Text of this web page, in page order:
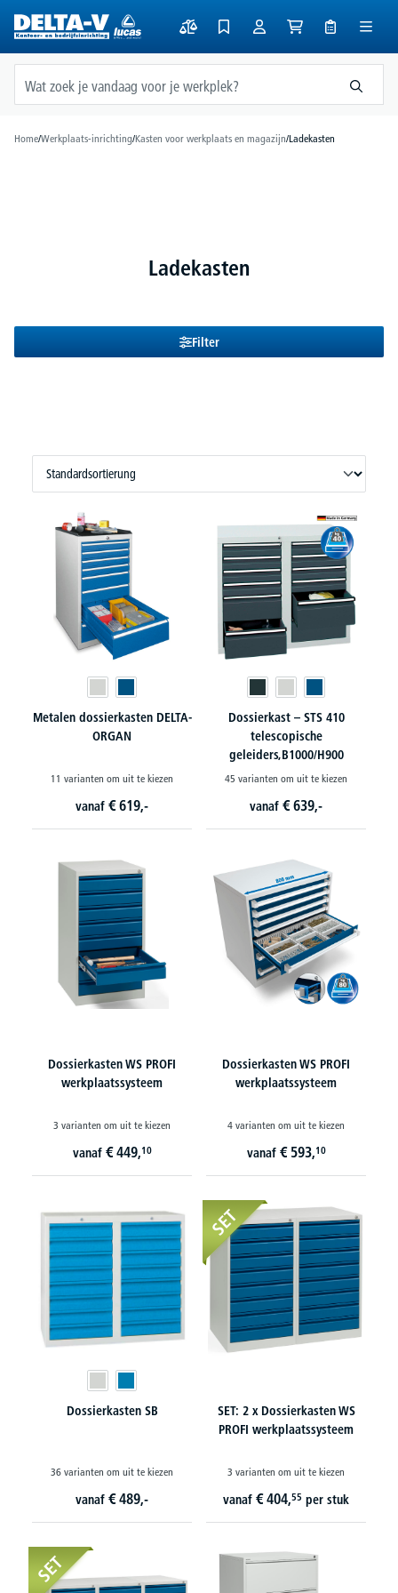
Home/Werkplaats-inrichting/Kasten voor werkplaats en magazijn/Ladekasten
Ladekasten
Filter
Metalen dossierkasten DELTA-
ORGAN
11 varianten om uit te kiezen
vanaf € 619,-
Dossierkast – STS 410
telescopische
geleiders,B1000/H900
45 varianten om uit te kiezen
vanaf € 639,-
Dossierkasten WS PROFI
werkplaatssysteem
3 varianten om uit te kiezen
vanaf € 449,10
Dossierkasten WS PROFI
werkplaatssysteem
4 varianten om uit te kiezen
vanaf € 593,10
Dossierkasten SB
36 varianten om uit te kiezen
vanaf € 489,-
SET
SET: 2 x Dossierkasten WS
PROFI werkplaatssysteem
3 varianten om uit te kiezen
vanaf € 404,55 per stuk
SET